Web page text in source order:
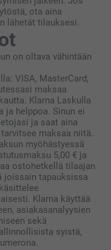
ota aina
lähetät tilauksesi.
on oltava vähintään
VISA, MasterCard,
maksaa
Klarna Laskulla
helppoa. Sinun ei
ja saat aina
maksaa niitä.
myöhästyessä
5,00 € ja
ostohetkellä tilaajan
joissain tapauksissa
Klarna käyttää
asiakasanalyysien
sekä
syistä,